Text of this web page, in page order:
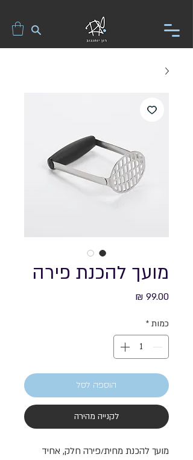
מועך להכנת פירה
כמות *
הוספה לסל
לקנייה מהירה
מועך להכנת מחית/פירה חלק, אחיד